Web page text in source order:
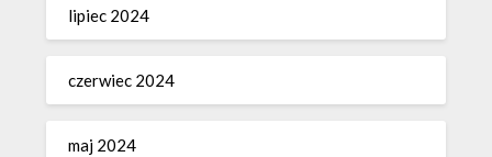
lipiec 2024
czerwiec 2024
maj 2024